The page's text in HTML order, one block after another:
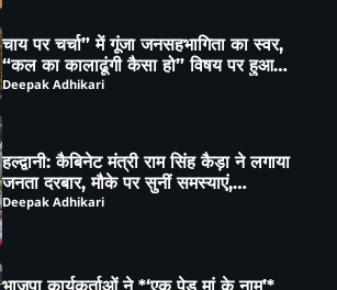
“कल का कालाढूंगी कैसा हो” विषय पर हुआ
व्यापक मंथन
Deepak Adhikari
जनता दरबार, मौके पर सुनीं समस्याएं,
अधिकारियों को दिए सख्त निर्देश
Deepak Adhikari
भाजपा कार्यकर्ताओं ने *‘एक पेड़ मां के नाम’*
संरक्षण का लिया संकल्प
Deepak Adhikari